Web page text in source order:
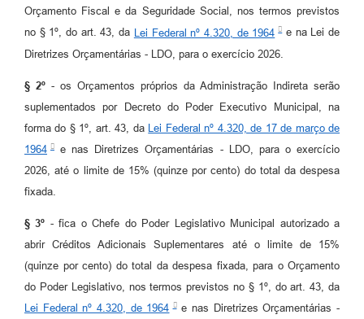
Orçamento Fiscal e da Seguridade Social, nos termos previstos
no § 1º, do art. 43, da
Lei Federal nº 4.320, de 1964
e na Lei de
Diretrizes Orçamentárias - LDO, para o exercício 2026.
§ 2º - os Orçamentos próprios da Administração Indireta serão
suplementados por Decreto do Poder Executivo Municipal, na
forma do § 1º, art. 43, da
Lei Federal nº 4.320, de 17 de março de
1964
e nas Diretrizes Orçamentárias - LDO, para o exercício
2026, até o limite de 15% (quinze por cento) do total da despesa
fixada.
§ 3º - fica o Chefe do Poder Legislativo Municipal autorizado a
abrir Créditos Adicionais Suplementares até o limite de 15%
(quinze por cento) do total da despesa fixada, para o Orçamento
do Poder Legislativo, nos termos previstos no § 1º, do art. 43, da
Lei Federal nº 4.320, de 1964
e nas Diretrizes Orçamentárias -